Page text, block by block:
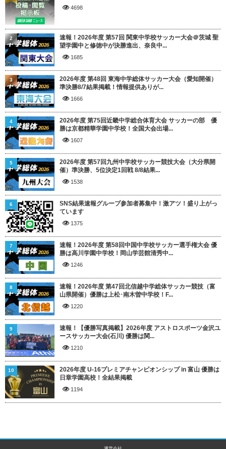
4698
速報！2026年度 第57回 関東中学校サッカー大会＠茨城 聖
望学園中と修徳中が決勝進出、奈良中...
1685
2
2026年度 第48回 東海中学総体サッカー大会（愛知開催）
準決勝8/7結果掲載！情報提供ありが...
1666
3
2026年度 第75回近畿中学総合体育大会 サッカーの部 優
勝は京都精華学園中学校！全国大会出場...
1607
4
2026年度 第57回九州中学校サッカー競技大会（大分県開
催）準決勝、5位決定1回戦 8/8結果...
1538
5
SNS結果速報グループ参加者募集中！激アツ！盛り上がっ
ています
1375
6
速報！2026年度 第58回中国中学校サッカー選手権大会 優
勝は高川学園中学校！岡山学芸館清秀中...
1246
7
速報！2026年度 第47回北信越中学総体サッカー競技（富
山県開催）優勝は上松･南木曽中学校！F...
1220
8
速報！【優勝写真掲載】2026年度 アストロスポーツ金沢ユ
ースサッカー大会(石川) 優勝は関...
1210
9
2026年度 U-16プレミアチャンピオンシップ in 富山 優勝は
日章学園高校！全結果掲載
1194
10